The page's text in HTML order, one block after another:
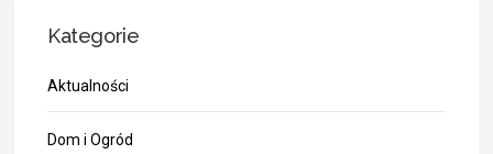
Kategorie
Aktualności
Dom i Ogród